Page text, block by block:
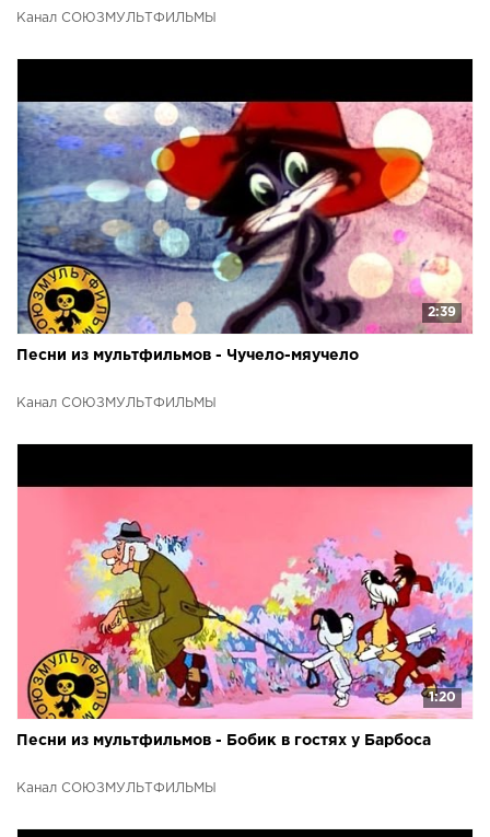
Канал СОЮЗМУЛЬТФИЛЬМЫ
2:39
Песни из мультфильмов - Чучело-мяучело
Канал СОЮЗМУЛЬТФИЛЬМЫ
1:20
Песни из мультфильмов - Бобик в гостях у Барбоса
Канал СОЮЗМУЛЬТФИЛЬМЫ